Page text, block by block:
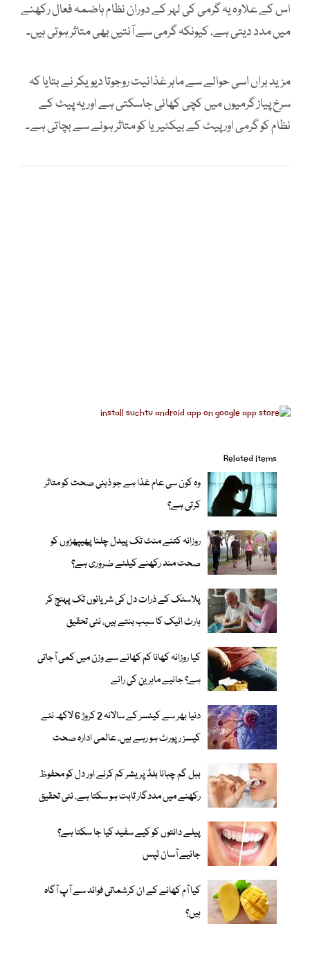
اس کے علاوہ یہ گرمی کی لہر کے دوران نظام ہاضمہ فعال رکھنے
میں مدد دیتی ہے، کیونکہ گرمی سے آنتیں بھی متاثر ہوتی ہیں۔
مزید براں اسی حوالے سے ماہر غذائیت روجوتا دیویکر نے بتایا کہ
سرخ پیاز گرمیوں میں کچی کھائی جاسکتی ہے اور یہ پیٹ کے
نظام کو گرمی اور پیٹ کے بیکٹیریا کو متاثر ہونے سے بچاتی ہے۔
Related items
وہ کون سی عام غذا ہے جو ذہنی صحت کو متاثر
کرتی ہے؟
روزانہ کتنے منٹ تک پیدل چلنا پھیپھڑوں کو
صحت مند رکھنے کیلئے ضروری ہے؟
پلاسٹک کے ذرات دل کی شریانوں تک پہنچ کر
ہارٹ اٹیک کا سبب بنتے ہیں، نئی تحقیق
کیا روزانہ کھانا کم کھانے سے وزن میں کمی آجاتی
ہے؟ جانیے ماہرین کی رائے
دنیا بھر سے کینسر کے سالانہ 2 کروڑ 6 لاکھ نئے
کیسز رپورٹ ہو رہے ہیں، عالمی ادارہ صحت
ببل گم چبانا بلڈ پریشر کم کرنے اور دل کو محفوظ
رکھنے میں مددگار ثابت ہو سکتا ہے، نئی تحقیق
پیلے دانتوں کو کیے سفید کیا جا سکتا ہے؟
جانیے آسان ٹپس
کیا آم کھانے کے ان کرشماتی فوائد سے آپ آگاہ
ہیں؟